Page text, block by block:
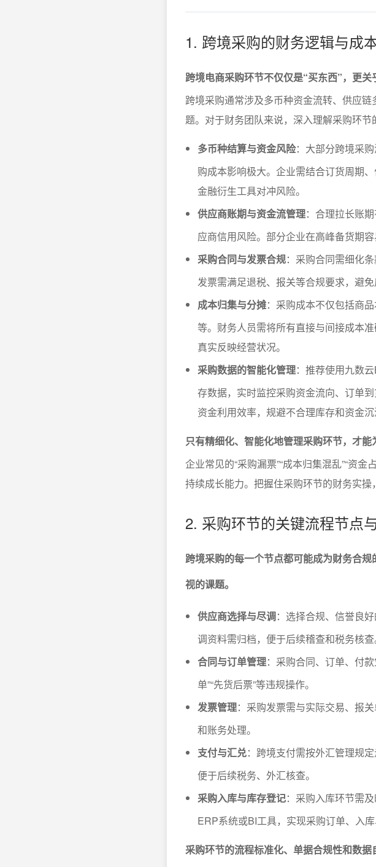
1. 跨境采购的财务逻辑与成
跨境电商采购环节不仅仅是“买东西”，更
跨境采购通常涉及多币种资金流转、供应
题。对于财务团队来说，深入理解采购环节
多币种结算与资金风险：大部分跨境采
购成本影响极大。企业需结合订货周期
金融衍生工具对冲风险。
供应商账期与资金流管理：合理拉长账
应商信用风险。部分企业在高峰备货期
采购合同与发票合规：采购合同需细化
发票需满足退税、报关等合规要求，避免
成本归集与分摊：采购成本不仅包括商
等。财务人员需将所有直接与间接成本
真实反映经营状况。
采购数据的智能化管理：推荐使用九数
存数据，实时监控采购资金流向、订单
资金利用效率，规避不合理库存和资金沉
只有精细化、智能化地管理采购环节，才能
企业常见的“采购漏票”“成本归集混乱”“资
持续成长能力。把握住采购环节的财务实操
2. 采购环节的关键流程节点
跨境采购的每一个节点都可能成为财务合
视的课题。
供应商选择与尽调：选择合规、信誉良
调资料需归档，便于后续稽查和税务核查
合同与订单管理：采购合同、订单、付
单”“先货后票”等违规操作。
发票管理：采购发票需与实际交易、报
和账务处理。
支付与汇兑：跨境支付需按外汇管理规
便于后续税务、外汇核查。
采购入库与库存登记：采购入库环节需
ERP系统或BI工具，实现采购订单、入
采购环节的流程标准化、单据合规性和数